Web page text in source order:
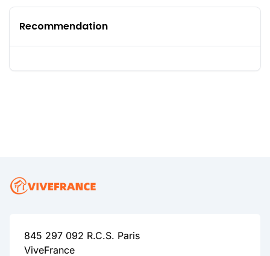
Recommendation
845 297 092 R.C.S. Paris
ViveFrance